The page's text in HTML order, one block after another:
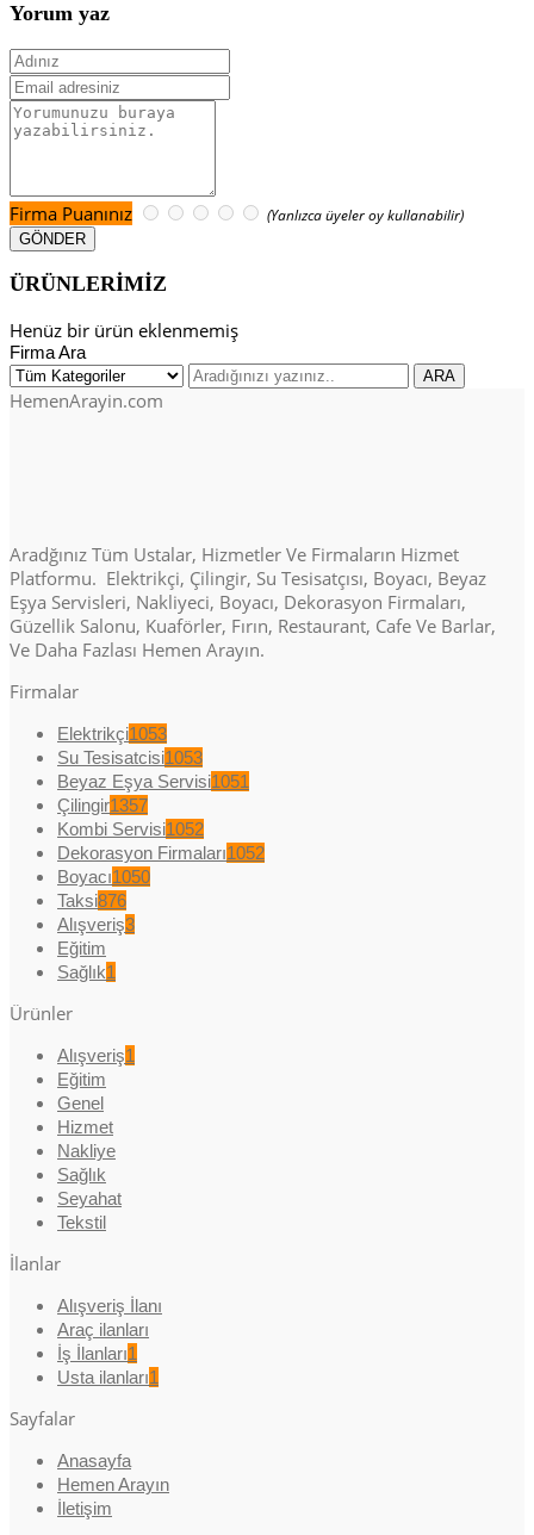
Yorum yaz
Firma Puanınız (Yanlızca üyeler oy kullanabilir)
ÜRÜNLERİMİZ
Henüz bir ürün eklenmemiş
Firma Ara
HemenArayin.com
Aradğınız Tüm Ustalar, Hizmetler Ve Firmaların Hizmet
Platformu. Elektrikçi, Çilingir, Su Tesisatçısı, Boyacı, Beyaz
Eşya Servisleri, Nakliyeci, Boyacı, Dekorasyon Firmaları,
Güzellik Salonu, Kuaförler, Fırın, Restaurant, Cafe Ve Barlar,
Ve Daha Fazlası Hemen Arayın.
Firmalar
Elektrikçi1053
Su Tesisatcisi1053
Beyaz Eşya Servisi1051
Çilingir1357
Kombi Servisi1052
Dekorasyon Firmaları1052
Boyacı1050
Taksi876
Alışveriş3
Eğitim
Sağlık1
Ürünler
Alışveriş1
Eğitim
Genel
Hizmet
Nakliye
Sağlık
Seyahat
Tekstil
İlanlar
Alışveriş İlanı
Araç ilanları
İş İlanları1
Usta ilanları1
Sayfalar
Anasayfa
Hemen Arayın
İletişim